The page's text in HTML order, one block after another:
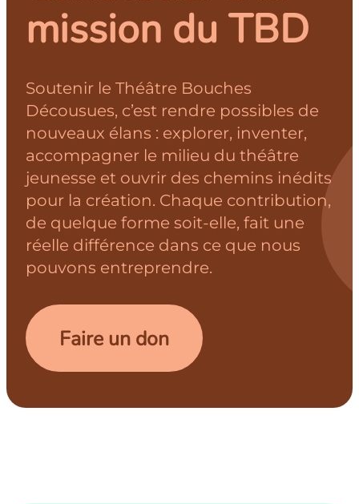
mission du TBD
Soutenir le Théâtre Bouches
Décousues, c’est rendre possibles de
nouveaux élans : explorer, inventer,
accompagner le milieu du théâtre
jeunesse et ouvrir des chemins inédits
pour la création. Chaque contribution,
de quelque forme soit-elle, fait une
réelle différence dans ce que nous
pouvons entreprendre.
Faire un don